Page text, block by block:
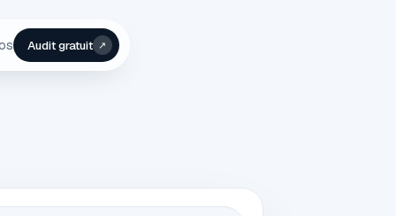
Audit gratuit ↗